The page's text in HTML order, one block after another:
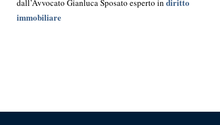
dall’Avvocato Gianluca Sposato esperto in diritto
immobiliare